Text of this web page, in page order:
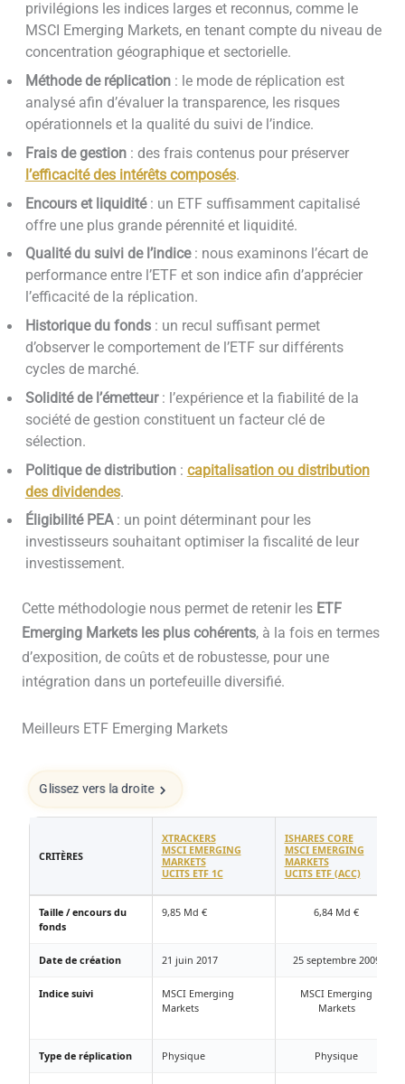
privilégions les indices larges et reconnus, comme le
MSCI Emerging Markets, en tenant compte du niveau de
concentration géographique et sectorielle.
Méthode de réplication: le mode de réplication est
analysé afin d’évaluer la transparence, les risques
opérationnels et la qualité du suivi de l’indice.
Frais de gestion: des frais contenus pour préserver
l’efficacité des intérêts composés.
Encours et liquidité: un ETF suffisamment capitalisé
offre une plus grande pérennité et liquidité.
Qualité du suivi de l’indice: nous examinons l’écart de
performance entre l’ETF et son indice afin d’apprécier
l’efficacité de la réplication.
Historique du fonds: un recul suffisant permet
d’observer le comportement de l’ETF sur différents
cycles de marché.
Solidité de l’émetteur: l’expérience et la fiabilité de la
société de gestion constituent un facteur clé de
sélection.
Politique de distribution: capitalisation ou distribution
des dividendes.
Éligibilité PEA: un point déterminant pour les
investisseurs souhaitant optimiser la fiscalité de leur
investissement.
Cette méthodologie nous permet de retenir les ETF
Emerging Markets les plus cohérents, à la fois en termes
d’exposition, de coûts et de robustesse, pour une
intégration dans un portefeuille diversifié.
Meilleurs ETF Emerging Markets
Glissez vers la droite
CRITÈRES
XTRACKERS
MSCI EMERGING
MARKETS
UCITS ETF 1C
ISHARES CORE
MSCI EMERGING
MARKETS
UCITS ETF (ACC)
Taille / encours du
fonds
9,85 Md € 6,84 Md €
Date de création 21 juin 2017 25 septembre 2009
Indice suivi
MSCI Emerging
Markets
MSCI Emerging
Markets
Type de réplication Physique Physique